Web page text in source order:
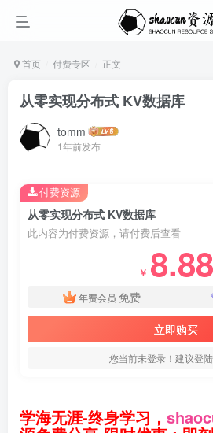
首页 付费专区 正文
从零实现分布式 KV数据库
tomm
1年前发布
从零实现分布式 KV数据库
此内容为付费资源，请付费后查看
￥ 8.88
年费会员 免费
立即购买
您当前未登录！建议登
付费资源
学海无涯-终身学习，